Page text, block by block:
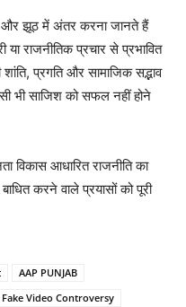
झूठ में अंतर करना जानते हैं
राजनीतिक प्रचार से प्रभावित
शांति, प्रगति और सामाजिक सद्भाव
भी साजिश को सफल नहीं होने
विकास आधारित राजनीति का
करने वाले प्रयासों को पूरी
AAP PUNJAB
Fake Video Controversy